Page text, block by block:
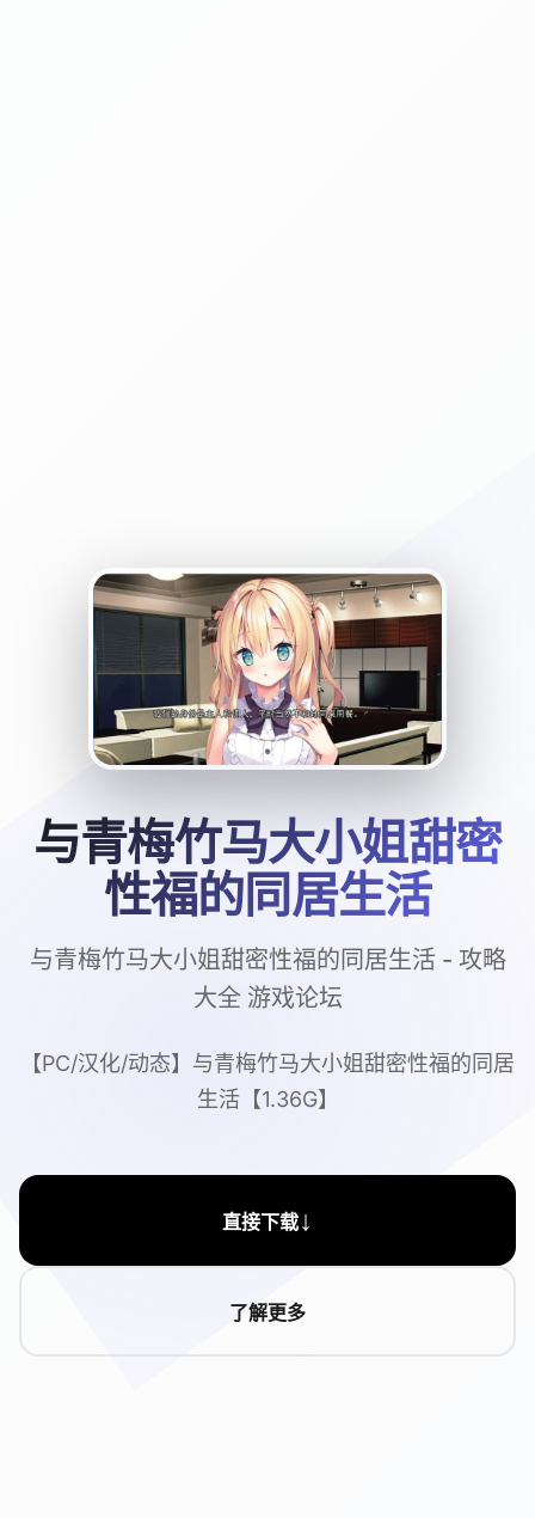
与青梅竹马大小姐甜密
性福的同居生活
与青梅竹马大小姐甜密性福的同居生活 - 攻略
大全 游戏论坛
【PC/汉化/动态】与青梅竹马大小姐甜密性福的同居
生活【1.36G】
直接下载↓
了解更多